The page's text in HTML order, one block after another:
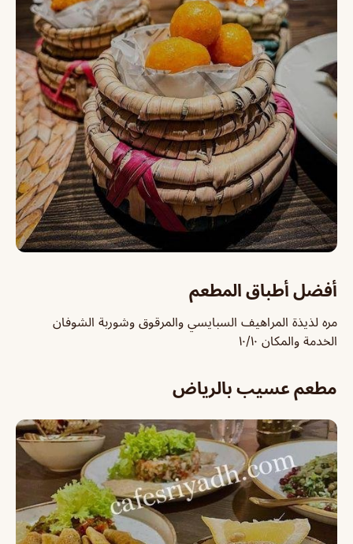
أفضل أطباق المطعم
مره لذيذة المراهيف السبايسي والمرقوق وشوربة الشوفان
الخدمة والمكان ١٠/١٠
مطعم عسيب بالرياض